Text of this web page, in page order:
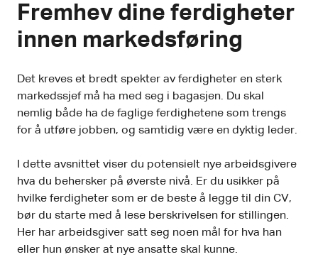
Fremhev dine ferdigheter
innen markedsføring
Det kreves et bredt spekter av ferdigheter en sterk
markedssjef må ha med seg i bagasjen. Du skal
nemlig både ha de faglige ferdighetene som trengs
for å utføre jobben, og samtidig være en dyktig leder.
I dette avsnittet viser du potensielt nye arbeidsgivere
hva du behersker på øverste nivå. Er du usikker på
hvilke ferdigheter som er de beste å legge til din CV,
bør du starte med å lese berskrivelsen for stillingen.
Her har arbeidsgiver satt seg noen mål for hva han
eller hun ønsker at nye ansatte skal kunne.